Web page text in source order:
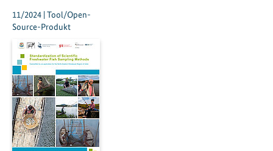
11/2024 | Tool/Open-
Source-Produkt